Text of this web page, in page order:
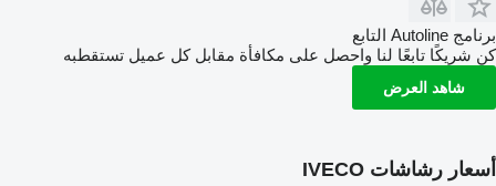
برنامج Autoline التابع
كن شريكًا تابعًا لنا واحصل على مكافأة مقابل كل عميل تستقطبه
شاهد العرض
أسعار رشاشات IVECO